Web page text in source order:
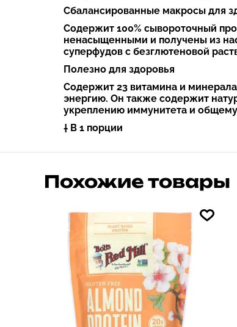
Сбалансированные макросы для
Содержит 100% сывороточный
ненасыщенными и получены из
суперфудов с безглютеновой
Полезно для здоровья
Содержит 23 витамина и
энергию. Он также содержит
укреплению иммунитета и
† В 1 порции
Похожие товары